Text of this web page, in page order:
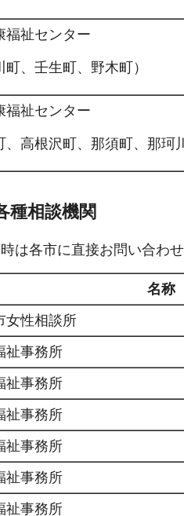
福祉センター
町、壬生町、野木町）
福祉センター
、高根沢町、那須町、那珂
種相談機関
は各市に直接お問い合わせ
名称
女性相談所
祉事務所
祉事務所
祉事務所
祉事務所
祉事務所
祉事務所